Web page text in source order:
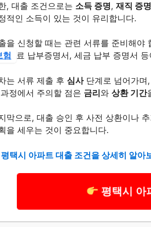
, 대출 조건으로는 소득 증명, 재직 증명
적인 소득이 있는 것이 유리합니다.
을 신청할 때는 관련 서류를 준비해야
험
료 납부증명서, 세금 납부 증명서
는 서류 제출 후 심사단계로 넘어가며
정에서 주의할 점은 금리와 상환 기간
막으로, 대출 승인 후 사전 상환이나
을 세우는 것이 중요합니다.
평택시 아파트 대출 조건을 상세히 알아
평택시 아